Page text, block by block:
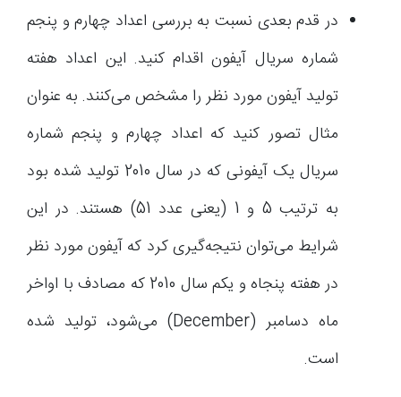
در قدم بعدی نسبت به بررسی اعداد چهارم و پنجم
شماره سریال آیفون اقدام کنید. این اعداد هفته‌
تولید آیفون مورد نظر را مشخص می‌کنند. به عنوان
مثال تصور کنید که اعداد چهارم و پنجم شماره
سریال یک آیفونی که در سال 2010 تولید شده بود
به ترتیب 5 و 1 (یعنی عدد 51) هستند. در این
شرایط می‌توان نتیجه‌گیری کرد که آیفون مورد نظر
در هفته پنجاه و یکم سال 2010 که مصادف با اواخر
ماه دسامبر (December) می‌شود، تولید شده
است.